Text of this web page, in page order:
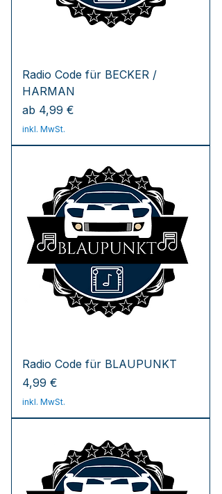
Radio Code für BECKER /
HARMAN
ab 4,99 €
Sale-Preis
inkl. MwSt.
Radio Code für BLAUPUNKT
Preis
4,99 €
inkl. MwSt.